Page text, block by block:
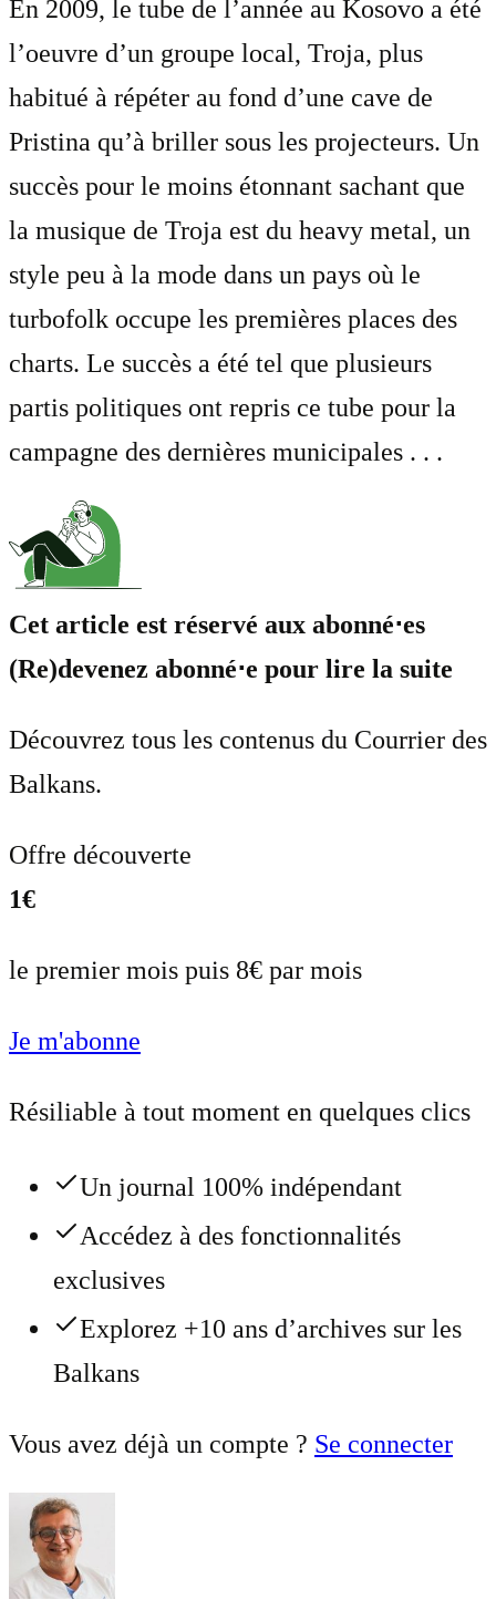
En 2009, le tube de l’année au Kosovo a été
l’oeuvre d’un groupe local, Troja, plus
habitué à répéter au fond d’une cave de
Pristina qu’à briller sous les projecteurs. Un
succès pour le moins étonnant sachant que
la musique de Troja est du heavy metal, un
style peu à la mode dans un pays où le
turbofolk occupe les premières places des
charts. Le succès a été tel que plusieurs
partis politiques ont repris ce tube pour la
campagne des dernières municipales . . .
Cet article est réservé aux abonné⋅es
(Re)devenez abonné⋅e pour lire la suite
Découvrez tous les contenus du Courrier des
Balkans.
Offre découverte
1€
le premier mois puis 8€ par mois
Je m'abonne
Résiliable à tout moment en quelques clics
Un journal 100% indépendant
Accédez à des fonctionnalités
exclusives
Explorez +10 ans d’archives sur les
Balkans
Vous avez déjà un compte ? Se connecter